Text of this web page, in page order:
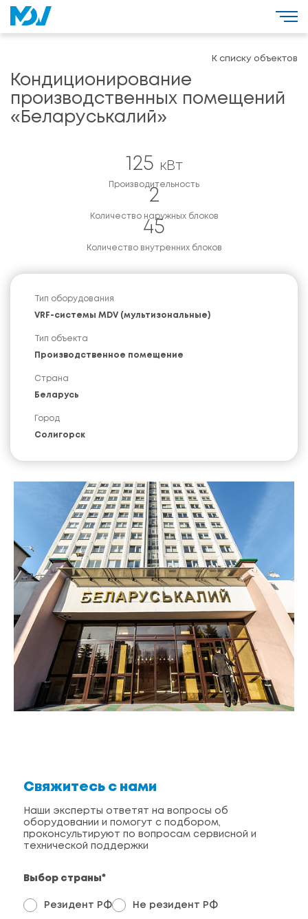
Кондиционирование
производственных помещений
«Беларуськалий»
К списку объектов
125 кВт
Производительность
2
Количество наружных блоков
45
Количество внутренних блоков
Тип оборудования
VRF-системы MDV (мультизональные)
Тип объекта
Производственное помещение
Страна
Беларусь
Город
Солигорск
Свяжитесь с нами
Наши эксперты ответят на вопросы об
оборудовании и помогут с подбором,
проконсультируют по вопросам сервисной и
технической поддержки
Выбор страны*
Резидент РФ Не резидент РФ